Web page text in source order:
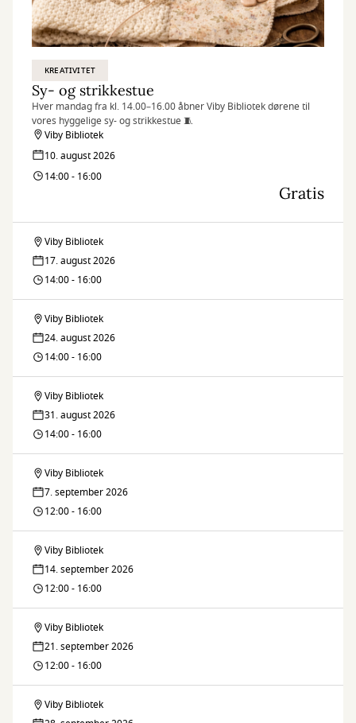
KREATIVITET
Sy- og strikkestue
Hver mandag fra kl. 14.00–16.00 åbner Viby Bibliotek dørene til
vores hyggelige sy- og strikkestue 🧵
Viby Bibliotek
10. august 2026
14:00 - 16:00
Gratis
Sy-
og
Viby Bibliotek
17. august 2026
14:00 - 16:00
Sy-
og
Viby Bibliotek
24. august 2026
14:00 - 16:00
Sy-
og
Viby Bibliotek
31. august 2026
14:00 - 16:00
Sy-
og
Viby Bibliotek
7. september 2026
12:00 - 16:00
Sy-
og
Viby Bibliotek
14. september 2026
12:00 - 16:00
Sy-
og
Viby Bibliotek
21. september 2026
12:00 - 16:00
Sy-
Viby Bibliotek